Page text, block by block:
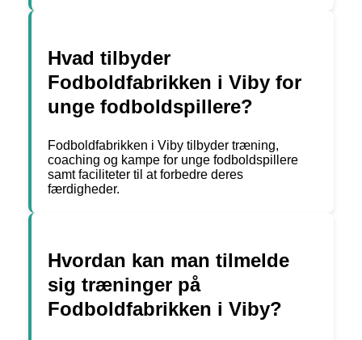
Hvad tilbyder
Fodboldfabrikken i Viby for
unge fodboldspillere?
Fodboldfabrikken i Viby tilbyder træning,
coaching og kampe for unge fodboldspillere
samt faciliteter til at forbedre deres
færdigheder.
Hvordan kan man tilmelde
sig træninger på
Fodboldfabrikken i Viby?